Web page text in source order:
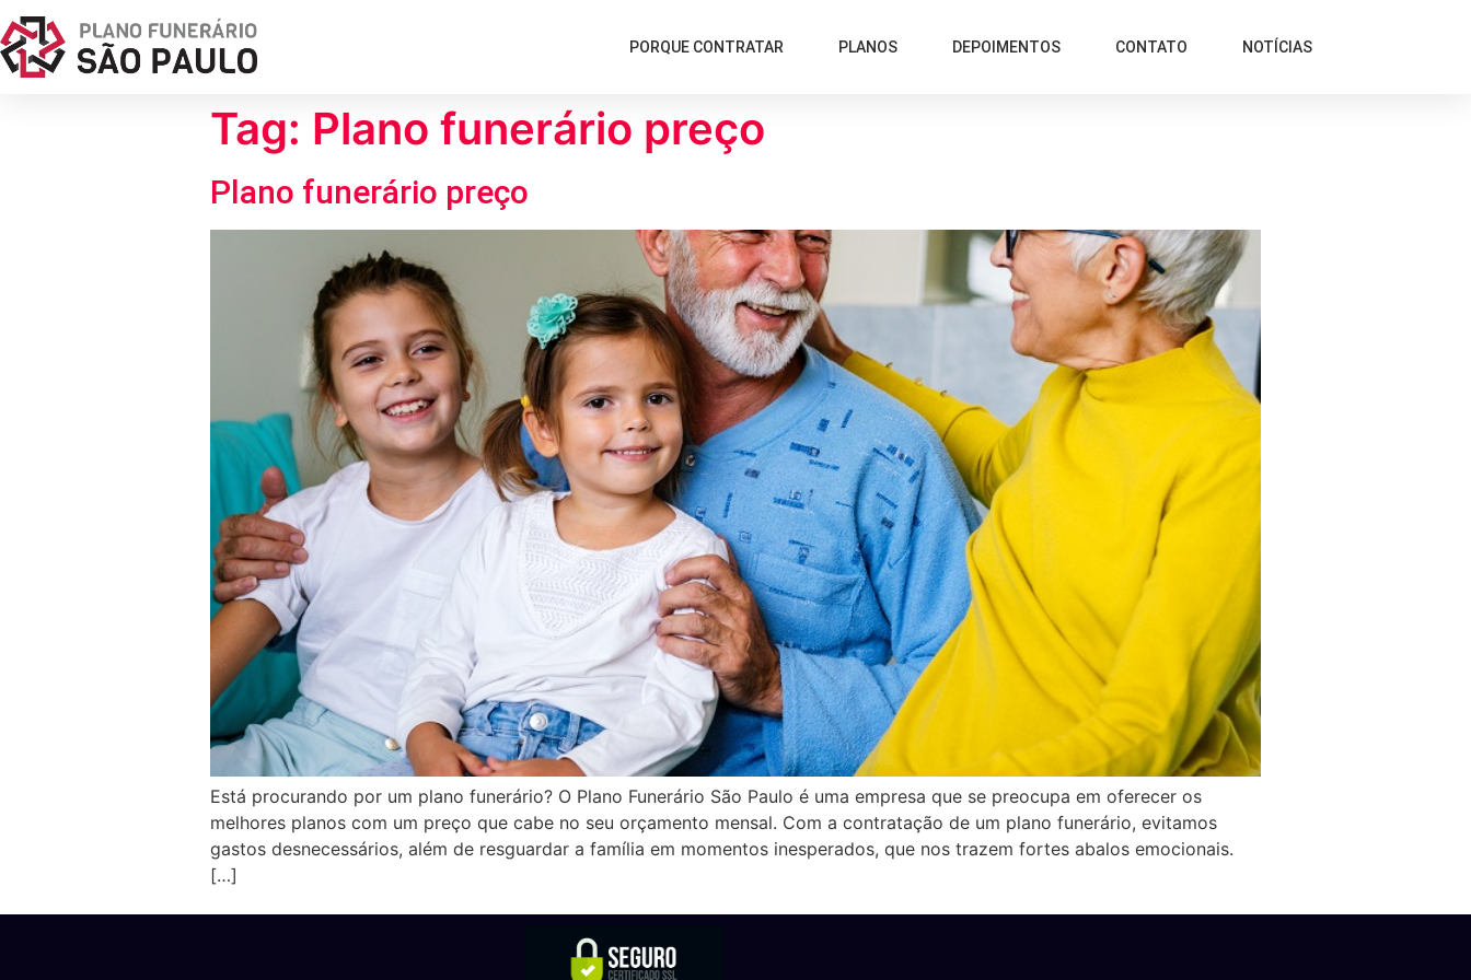
PORQUE CONTRATAR PLANOS DEPOIMENTOS CONTATO NOTÍCIAS
Tag: Plano funerário preço
Plano funerário preço
Está procurando por um plano funerário? O Plano Funerário São Paulo é uma empresa que se preocupa em oferecer os
melhores planos com um preço que cabe no seu orçamento mensal. Com a contratação de um plano funerário, evitamos
gastos desnecessários, além de resguardar a família em momentos inesperados, que nos trazem fortes abalos emocionais.
[…]